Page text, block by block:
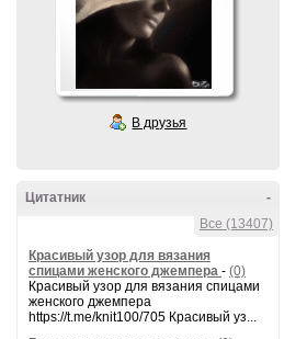
В друзья
-
Цитатник
Все (13407)
Красивый узор для вязания
спицами женского джемпера - (0)
Красивый узор для вязания спицами
женского джемпера
https://t.me/knit100/705 Красивый уз...